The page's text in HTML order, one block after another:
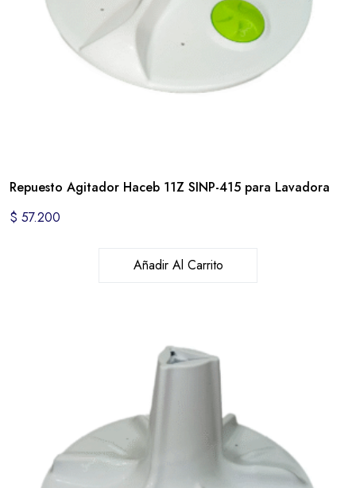
Repuesto Agitador Haceb 11Z SINP-415 para Lavadora
$ 57.200
Añadir Al Carrito